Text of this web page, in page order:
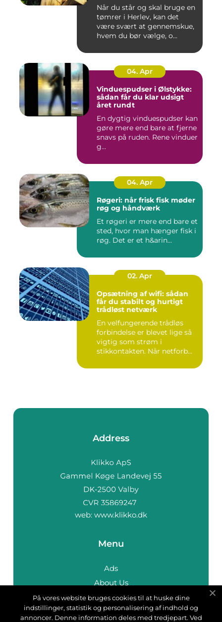
Når du står og skal bruge en
tømrer i Herlev, kan det
være svært at gennemskue,
hvem du bør vælge, o...
04. Apr
Vinduespudser i Ølstykke:
sådan får du klar udsigt
året rundt
En dygtig vinduespudser kan
gøre mere end bare at fjerne
snavs på ruden. Rene vinduer
g...
04. Apr
Røgeri: når frisk fisk møder
røg og håndværk
Et røgeri er mere end bare et
sted, hvor man hænger fisk i
røg. Det er et h&arin...
02. Apr
Opsætning af wifi: sådan
får du stabilt og hurtigt
trådløst netværk
En velfungerende trådløs
forbindelse er blevet lige så
vigtig som strøm i
stikkontakten. Når netforb...
Address
web: www.klikko.dk
Menu
Ads
About Us
Cookies
Contact
På vores website bruges cookies til at huske dine
indstillinger, statistik og personalisering af indhold og
annoncer. Denne information deles med tredjepart. Ved